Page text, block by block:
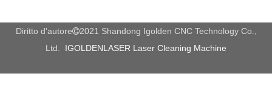
Diritto d'autore2021 Shandong Igolden CNC Technology Co.,
Ltd. IGOLDENLASER Laser Cleaning Machine